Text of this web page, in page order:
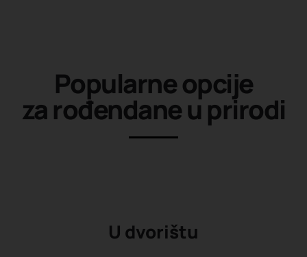
Popularne opcije
za rođendane u prirodi
U dvorištu